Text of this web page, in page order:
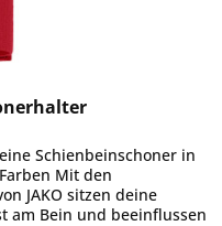
Schienbeinschoner in
Mit den
JAKO sitzen deine
am Bein und beeinflussen